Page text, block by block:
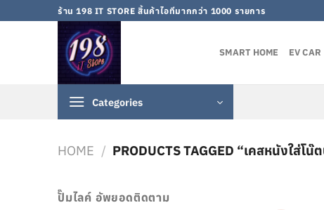
to
ร้าน 198 IT STORE สิ้นค้าไอทีมากกว่า 1000 รายการ
SMART HOME EV CAR
Categories
HOME / PRODUCTS TAGGED “เคสหนังใส่โน๊
ปั๊มไลค์ อัพยอดติดตาม